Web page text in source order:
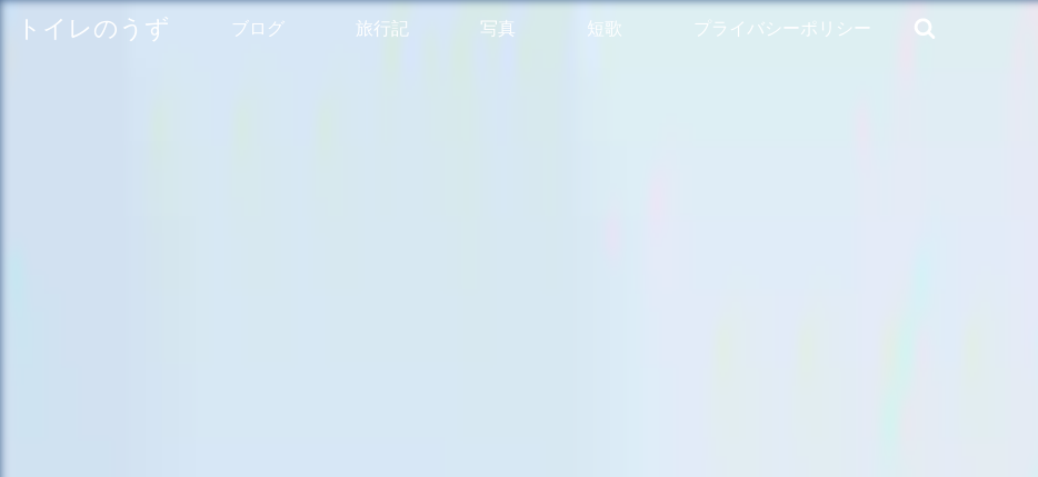
トイレのうず ブログ 旅行記 写真 短歌 プライバシーポリシー